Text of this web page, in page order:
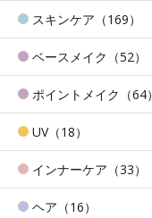
スキンケア（169）
ベースメイク（52）
ポイントメイク（64）
UV（18）
インナーケア（33）
ヘア（16）